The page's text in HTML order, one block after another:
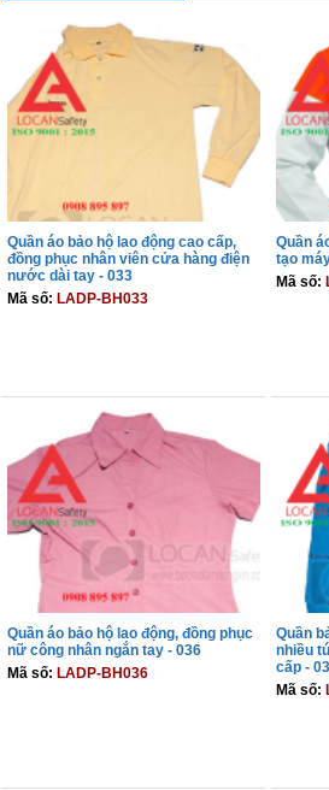
Quần áo bảo hộ lao động cao cấp,
đồng phục nhân viên cửa hàng điện
nước dài tay - 033
Mã số: LADP-BH033
Quần
tạo
Mã số:
Quần áo bảo hộ lao động, đồng phục
nữ công nhân ngắn tay - 036
Mã số: LADP-BH036
Quần
nhiều
cấp -
Mã số: